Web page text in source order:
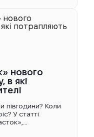
нового
в які
півгодини? Коли
У статті